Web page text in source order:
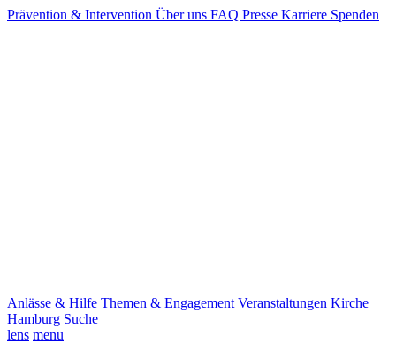
Prävention & Intervention Über uns FAQ Presse Karriere Spenden
Anlässe & Hilfe Themen & Engagement Veranstaltungen Kirche
Hamburg Suche
lens menu